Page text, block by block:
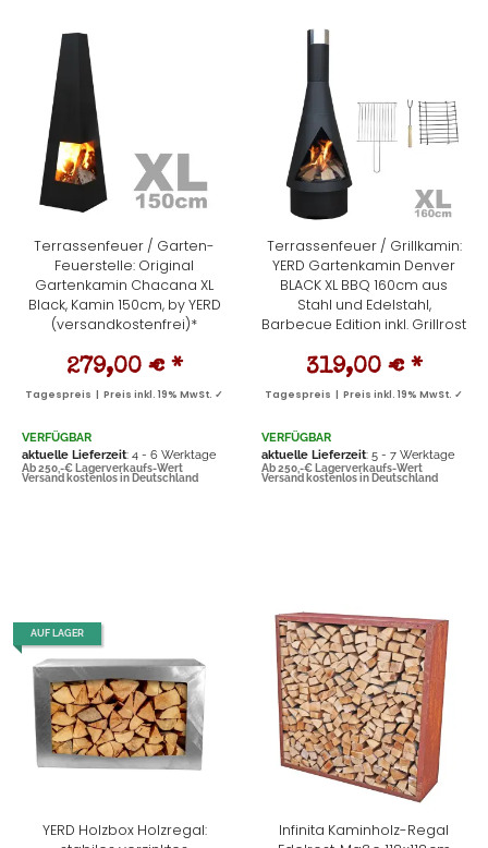
Terrassenfeuer / Garten-
Feuerstelle: Original
Gartenkamin Chacana XL
Black, Kamin 150cm, by YERD
(versandkostenfrei)*
279,00 € *
Tagespreis | Preis inkl. 19% MwSt. ✓
VERFÜGBAR
aktuelle Lieferzeit: 4 - 6 Werktage
Ab 250,-€ Lagerverkaufs-Wert
Versand kostenlos in Deutschland
Terrassenfeuer / Grillkamin:
YERD Gartenkamin Denver
BLACK XL BBQ 160cm aus
Stahl und Edelstahl,
Barbecue Edition inkl. Grillrost
319,00 € *
Tagespreis | Preis inkl. 19% MwSt. ✓
VERFÜGBAR
aktuelle Lieferzeit: 5 - 7 Werktage
Ab 250,-€ Lagerverkaufs-Wert
Versand kostenlos in Deutschland
AUF LAGER
YERD Holzbox Holzregal:
Infinita Kaminholz-Regal